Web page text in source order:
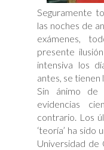
Seguramente
las noches de
exámenes,
presente
intensiva los
antes, se tienen
Sin ánimo de
evidencias
contrario. Los
‘teoría’ ha sido
Universidad de